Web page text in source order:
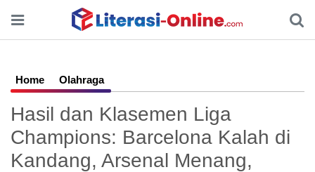
Home Olahraga
Hasil dan Klasemen Liga
Champions: Barcelona Kalah di
Kandang, Arsenal Menang,